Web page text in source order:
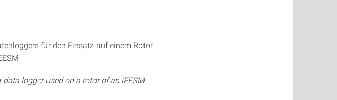
für den Einsatz auf einem Rotor
logger used on a rotor of an iEESM